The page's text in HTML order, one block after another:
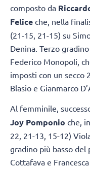
composto da
Felice che, nella
(21-15, 21-15) su
Denina. Terzo
Federico Monopoli,
imposti con un secco
Blasio e Gianmarco
Al femminile,
Joy Pomponio che,
22, 21-13, 15-12)
gradino più basso del
Cottafava e